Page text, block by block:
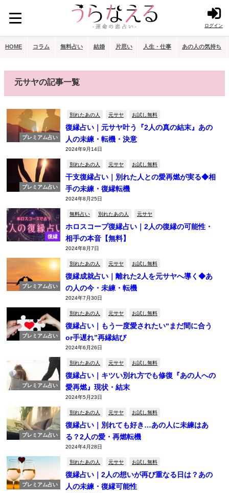
ログイン
HOME コラム 無料占い 結婚 片思い 人生・仕事 あの人の気持ち
元サヤの記事一覧
プレミアム占い
別れたあの人 元サヤ お試し無料
復縁占い｜元サヤ叶う『2人の真の結末』あの
人の未練・転機・決意
2024年9月14日
プレミアム占い
別れたあの人 元サヤ お試し無料
干支復縁占い｜別れた人との愛再燃が実る◆相
手の未練・復縁転機
2024年8月25日
復縁
無料占い 別れたあの人 元サヤ
ホロスコープ復縁占い｜2人の復縁の可能性・
相手の本音【無料】
2024年8月7日
プレミアム占い
別れたあの人 元サヤ お試し無料
復縁成就占い｜離れた2人を元サヤへ導く◆あ
の人の今・未練・転機
2024年7月30日
プレミアム占い
別れたあの人 元サヤ お試し無料
復縁占い｜もう一度愛されたい“まだ間に合う
or手遅れ”再縁結び
2024年6月26日
プレミアム占い
別れたあの人 元サヤ お試し無料
復縁占い｜キツい別れ方でも修復『あの人への
愛再燃』現状・結末
2024年5月23日
プレミアム占い
別れたあの人 元サヤ お試し無料
復縁占い｜別れても好き…あの人に未練はあ
る？2人の愛・再燃転機
2024年4月28日
プレミアム占い
別れたあの人 元サヤ お試し無料
復縁占い｜2人の想いが再び重なる日は？あの
人の未練・復縁可能性